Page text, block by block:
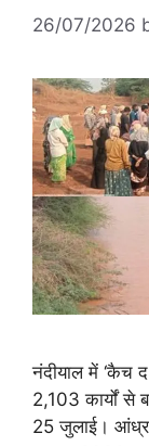
26/07/2026
नंदीयाल में ‘कैच
2,103 कार्यों से
25 जुलाई।